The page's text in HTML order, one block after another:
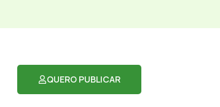
QUERO PUBLICAR